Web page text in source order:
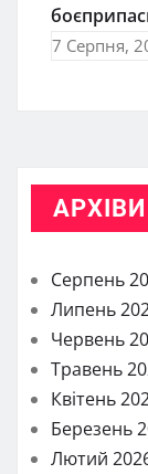
7 Серпня,
АРХІВИ
Серпень
Липень
Червень
Травень
Квітень
Березень
Лютий